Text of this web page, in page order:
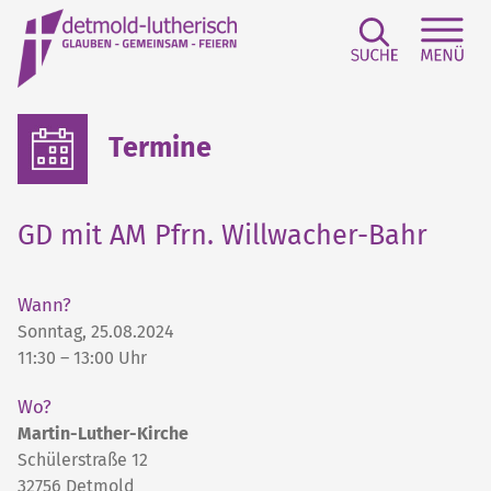
Termine
GD mit AM Pfrn. Willwacher-Bahr
Wann?
Sonntag, 25.08.2024
11:30 – 13:00 Uhr
Wo?
Martin-Luther-Kirche
Schülerstraße 12
32756 Detmold